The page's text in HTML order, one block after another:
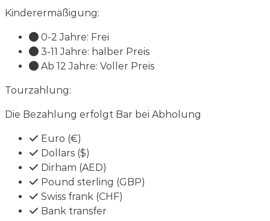
Kinderermäßigung:
0-2 Jahre: Frei
3-11 Jahre: halber Preis
Ab 12 Jahre: Voller Preis
Tourzahlung:
Die Bezahlung erfolgt Bar bei Abholung
Euro (€)
Dollars ($)
Dirham (AED)
Pound sterling (GBP)
Swiss frank (CHF)
Bank transfer